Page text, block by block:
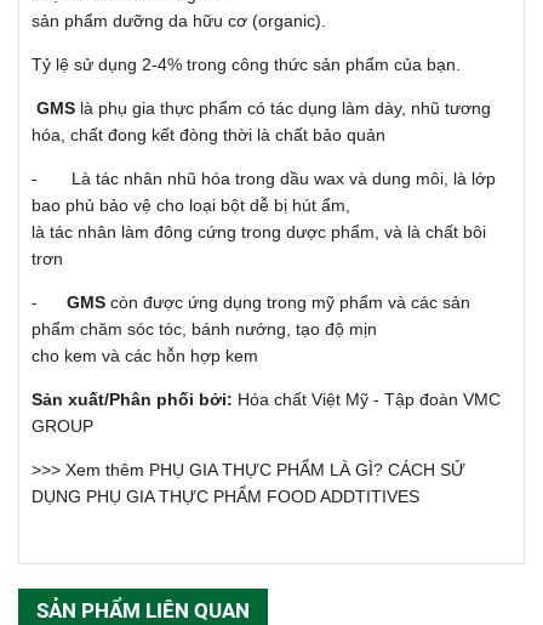
sản phẩm dưỡng da hữu cơ (organic).
Tỷ lệ sử dụng 2-4% trong công thức sản phẩm của bạn.
GMS là phụ gia thực phẩm có tác dụng làm dày, nhũ tương
hóa, chất đong kết đòng thời là chất bảo quản
- Là tác nhân nhũ hóa trong dầu wax và dung môi, là lớp
bao phủ bảo vệ cho loại bột dễ bị hút ẩm,
là tác nhân làm đông cứng trong dược phẩm, và là chất bôi
trơn
- GMS còn được ứng dụng trong mỹ phẩm và các sản
phẩm chăm sóc tóc, bánh nướng, tạo độ mịn
cho kem và các hỗn hợp kem
Sản xuất/Phân phối bởi: Hóa chất Việt Mỹ - Tập đoàn VMC
GROUP
>>> Xem thêm PHỤ GIA THỰC PHẨM LÀ GÌ? CÁCH SỬ
DỤNG PHỤ GIA THỰC PHẨM FOOD ADDTITIVES
SẢN PHẨM LIÊN QUAN